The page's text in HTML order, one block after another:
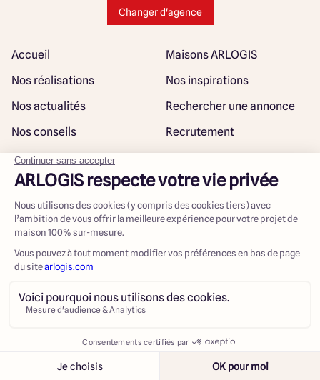
Changer d'agence
Accueil
Maisons ARLOGIS
Nos réalisations
Nos inspirations
Nos actualités
Rechercher une annonce
Nos conseils
Recrutement
Mentions légales
Rejoindre notre réseau
@ Maisons ARLOGIS 2023